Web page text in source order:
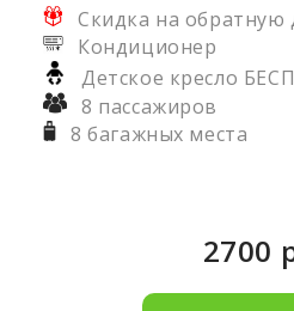
Скидка на обратную
Кондиционер
Детское кресло
8 пассажиров
8 багажных места
2700